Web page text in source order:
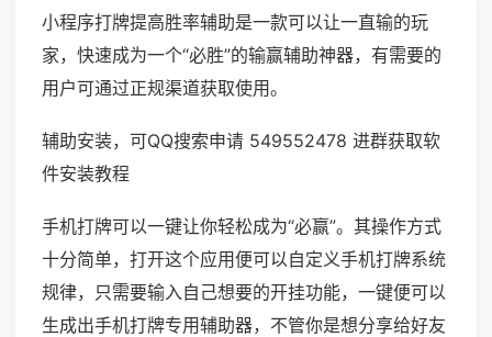
小程序打牌提高胜率辅助是一款可以让一直输的玩
家，快速成为一个“必胜”的输赢辅助神器，有需要的
用户可通过正规渠道获取使用。
辅助安装，可QQ搜索申请 549552478 进群获取软
件安装教程
手机打牌可以一键让你轻松成为“必赢”。其操作方式
十分简单，打开这个应用便可以自定义手机打牌系统
规律，只需要输入自己想要的开挂功能，一键便可以
生成出手机打牌专用辅助器，不管你是想分享给好友